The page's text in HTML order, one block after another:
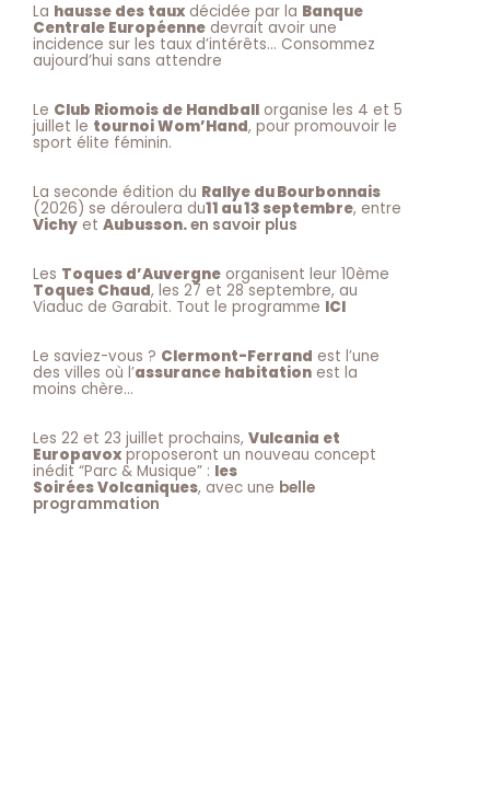
La hausse des taux décidée par la Banque
Centrale Européenne devrait avoir une
incidence sur les taux d’intérêts… Consommez
aujourd’hui sans attendre
Le Club Riomois de Handball organise les 4 et 5
juillet le tournoi Wom’Hand, pour promouvoir le
sport élite féminin.
La seconde édition du Rallye du Bourbonnais
(2026) se déroulera du11 au 13 septembre, entre
Vichy et Aubusson.en savoir plus
Les Toques d’Auvergne organisent leur 10ème
Toques Chaud, les 27 et 28 septembre, au
Viaduc de Garabit. Tout le programme ICI
Le saviez-vous ? Clermont-Ferrand est l’une
des villes où l’assurance habitation est la
moins chère…
Les 22 et 23 juillet prochains, Vulcania et
Europavox proposeront un nouveau concept
inédit “Parc & Musique” : les
Soirées Volcaniques, avec une belle
programmation